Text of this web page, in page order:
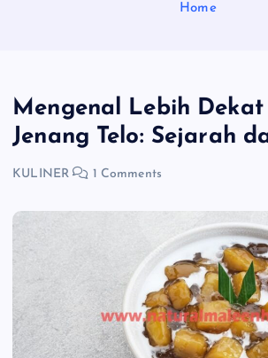
Home
Mengenal Lebih
Jenang Telo: Sejarah
KULINER 1 Comments